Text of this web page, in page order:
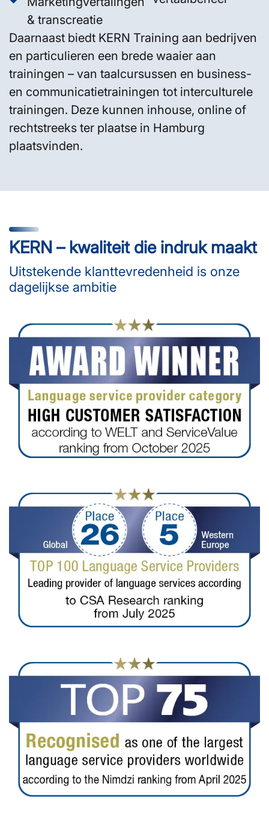
& transcreatie
Daarnaast biedt KERN Training aan bedrijven
en particulieren een brede waaier aan
trainingen – van taalcursussen en business-
en communicatietrainingen tot interculturele
trainingen. Deze kunnen inhouse, online of
rechtstreeks ter plaatse in Hamburg
plaatsvinden.
KERN – kwaliteit die indruk maakt
Uitstekende klanttevredenheid is onze
dagelijkse ambitie